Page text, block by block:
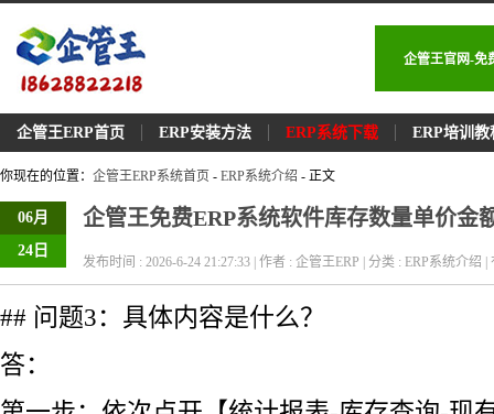
企管王官网-免
企管王ERP首页 ERP安装方法 ERP系统下载 ERP培训教
你现在的位置： 企管王ERP系统首页 - ERP系统介绍 - 正文
06月
24日
企管王免费ERP系统软件库存数量单价金
发布时间 : 2026-6-24 21:27:33 | 作者 : 企管王ERP | 分类 : ERP系统介绍 |
## 问题3：具体内容是什么？
答：